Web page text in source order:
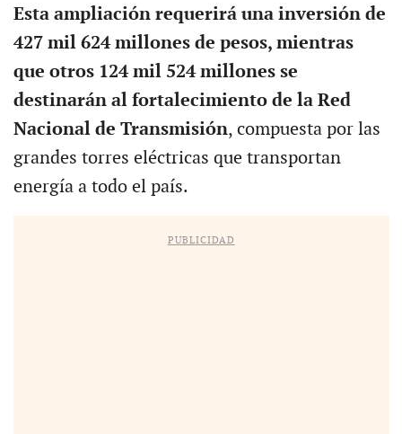
Esta ampliación requerirá una inversión de
427 mil 624 millones de pesos, mientras
que otros 124 mil 524 millones se
destinarán al fortalecimiento de la Red
Nacional de Transmisión, compuesta por las
grandes torres eléctricas que transportan
energía a todo el país.
PUBLICIDAD